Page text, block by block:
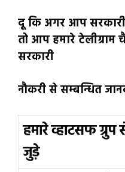
दू कि अगर आप
तो आप हमारे
सरकारी
नौकरी से सम्बन्धित
हमारे व्हाटसफ ग्रुप
जुड़े